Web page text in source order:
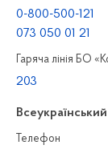
0-800-500-121
073 050 01 21
Гаряча лінія БО
203
Телефон